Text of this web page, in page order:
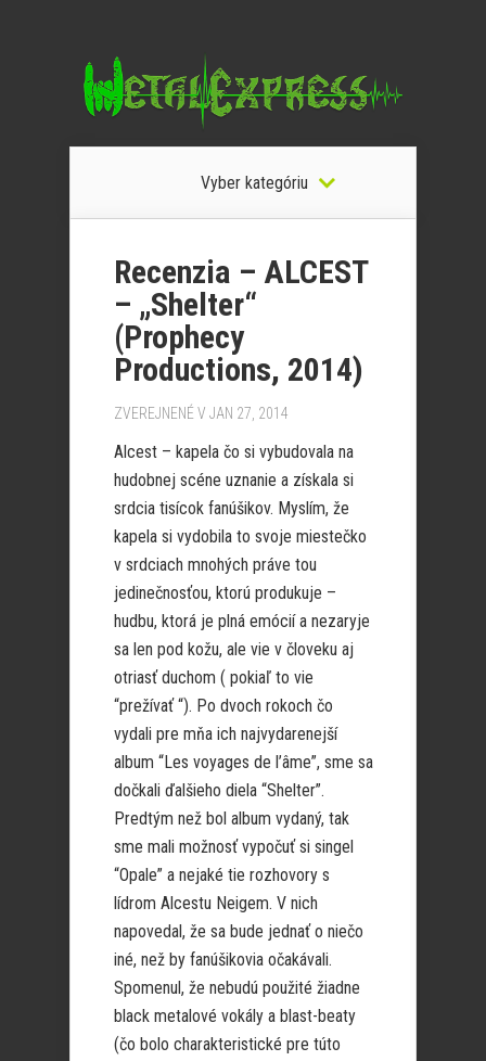
Vyber kategóriu
Recenzia – ALCEST
– „Shelter“
(Prophecy
Productions, 2014)
ZVEREJNENÉ V JAN 27, 2014
Alcest – kapela čo si vybudovala na
hudobnej scéne uznanie a získala si
srdcia tisícok fanúšikov. Myslím, že
kapela si vydobila to svoje miestečko
v srdciach mnohých práve tou
jedinečnosťou, ktorú produkuje –
hudbu, ktorá je plná emócií a nezaryje
sa len pod kožu, ale vie v človeku aj
otriasť duchom ( pokiaľ to vie
“prežívať “). Po dvoch rokoch čo
vydali pre mňa ich najvydarenejší
album “Les voyages de l’âme”, sme sa
dočkali ďalšieho diela “Shelter”.
Predtým než bol album vydaný, tak
sme mali možnosť vypočuť si singel
“Opale” a nejaké tie rozhovory s
lídrom Alcestu Neigem. V nich
napovedal, že sa bude jednať o niečo
iné, než by fanúšikovia očakávali.
Spomenul, že nebudú použité žiadne
black metalové vokály a blast-beaty
(čo bolo charakteristické pre túto